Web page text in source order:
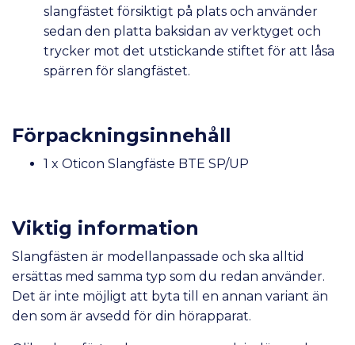
slangfästet försiktigt på plats och använder
sedan den platta baksidan av verktyget och
trycker mot det utstickande stiftet för att låsa
spärren för slangfästet.
Förpackningsinnehåll
1 x Oticon Slangfäste BTE SP/UP
Viktig information
Slangfästen är modellanpassade och ska alltid
ersättas med samma typ som du redan använder.
Det är inte möjligt att byta till en annan variant än
den som är avsedd för din hörapparat.